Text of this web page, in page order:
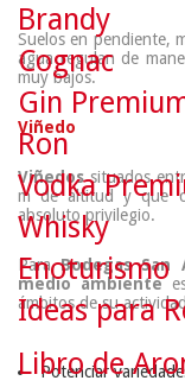
Suelos en pendiente,
agua regulan de
muy bajos.
Viñedo
Viñedossituados
m de altitud y que
absoluto privilegio.
ParaBodegas San
medio ambiente
ámbitos de su
Potenciar
Brandy
Cognac
Gin
Ron
Vodka
Whisky
Enoturismo
Ideas para
Libro de